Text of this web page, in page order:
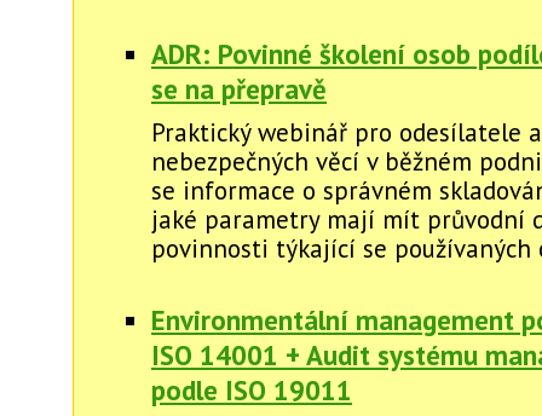
ADR: Povinné školení osob
se na přepravě
Praktický webinář pro odesílatele
nebezpečných věcí v běžném
se informace o správném
jaké parametry mají mít průvodní
povinnosti týkající se používaných
Environmentální management
ISO 14001 + Audit systému
podle ISO 19011